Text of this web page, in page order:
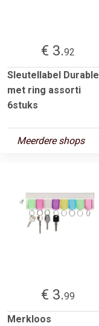
€ 3.92
Sleutellabel Durable
met ring assorti
6stuks
Meerdere shops
€ 3.99
Merkloos